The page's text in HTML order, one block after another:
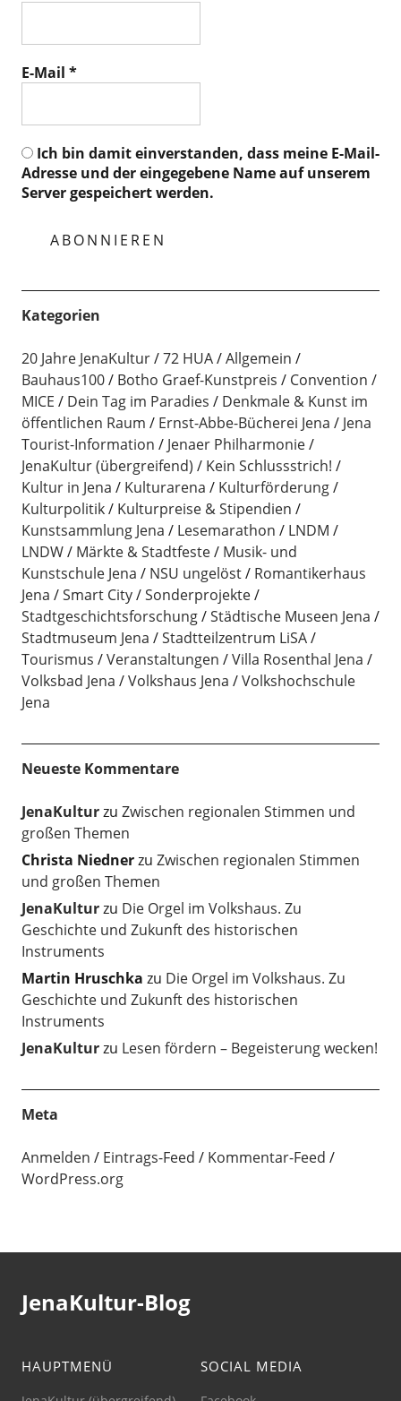
E-Mail *
Ich bin damit einverstanden, dass meine E-Mail-
Adresse und der eingegebene Name auf unserem
Server gespeichert werden.
Kategorien
20 Jahre JenaKultur 72 HUA
Allgemein
Bauhaus100
Botho Graef-Kunstpreis
Convention /
MICE
Dein Tag im Paradies
Denkmale & Kunst im
öffentlichen Raum
Ernst-Abbe-Bücherei Jena
Jena
Tourist-Information
Jenaer Philharmonie
JenaKultur (übergreifend)
Kein Schlussstrich!
Kultur in Jena
Kulturarena
Kulturförderung
Kulturpolitik
Kulturpreise & Stipendien
Kunstsammlung Jena
Lesemarathon
LNDM
LNDW
Märkte & Stadtfeste
Musik- und
Kunstschule Jena
NSU ungelöst
Romantikerhaus
Jena
Smart City
Sonderprojekte
Stadtgeschichtsforschung
Städtische Museen Jena
Stadtmuseum Jena
Stadtteilzentrum LiSA
Tourismus
Veranstaltungen
Villa Rosenthal Jena
Volksbad Jena
Volkshaus Jena
Volkshochschule
Jena
Neueste Kommentare
JenaKulturzu Zwischen regionalen Stimmen und
großen Themen
Christa Niednerzu Zwischen regionalen Stimmen
und großen Themen
JenaKulturzu Die Orgel im Volkshaus. Zu
Geschichte und Zukunft des historischen
Instruments
Martin Hruschka zu Die Orgel im Volkshaus. Zu
Geschichte und Zukunft des historischen
Instruments
JenaKulturzu Lesen fördern – Begeisterung wecken!
Meta
Anmelden Eintrags-Feed
Kommentar-Feed
WordPress.org
JenaKultur-Blog
HAUPTMENÜ SOCIAL MEDIA